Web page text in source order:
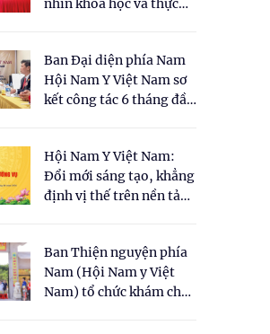
nhìn khoa học và thực
cho Luật Y dược cổ
truyền Việt Nam"
Ban Đại diện phía Nam
Hội Nam Y Việt Nam sơ
kết công tác 6 tháng đầu
Hội Nam Y Việt Nam:
Đổi mới sáng tạo, khẳng
định vị thế trên nền tảng
Ban Thiện nguyện phía
Nam (Hội Nam y Việt
Nam) tổ chức khám chữa